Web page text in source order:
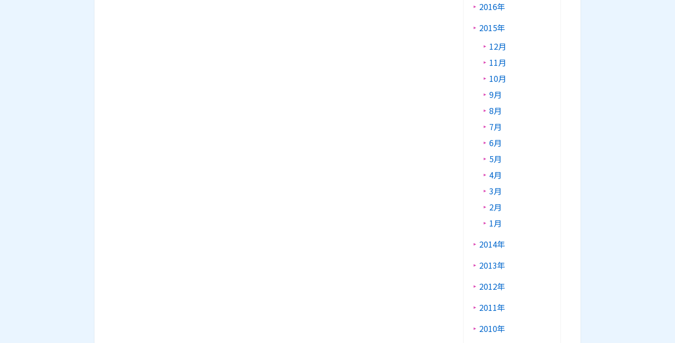
2016年
2015年
12月
11月
10月
9月
8月
7月
6月
5月
4月
3月
2月
1月
2014年
2013年
2012年
2011年
2010年